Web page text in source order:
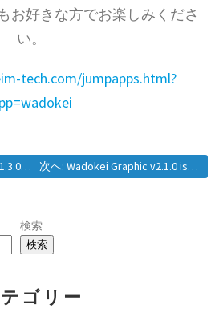
お好きな方でお楽しみくださ
い。
tech.com/jumpapps.html?
次へ: 次の投稿:
Wadokei Graphic v2.1.0 is Released
検索
検索
ゴリー